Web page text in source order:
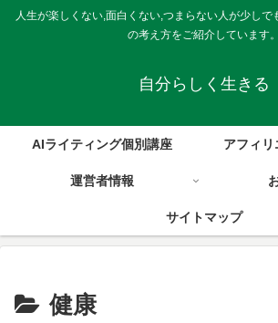
人生が楽しくない,面白くない,つまらない人が少しで
の考え方をご紹介しています。
自分らしく生きる
AIライティング個別講座 アフィ
運営者情報
サイトマップ
健康